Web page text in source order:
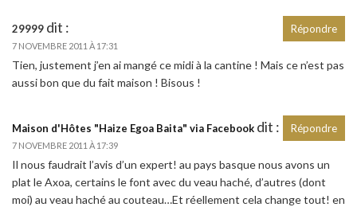
29999 dit :
7 NOVEMBRE 2011 À 17:31
Tien, justement j’en ai mangé ce midi à la cantine ! Mais ce n’est pas
aussi bon que du fait maison ! Bisous !
Répondre
Maison d'Hôtes "Haize Egoa Baita" via Facebook dit :
7 NOVEMBRE 2011 À 17:39
Il nous faudrait l’avis d’un expert! au pays basque nous avons un
plat le Axoa, certains le font avec du veau haché, d’autres (dont
moi) au veau haché au couteau…Et réellement cela change tout! en
Répondre